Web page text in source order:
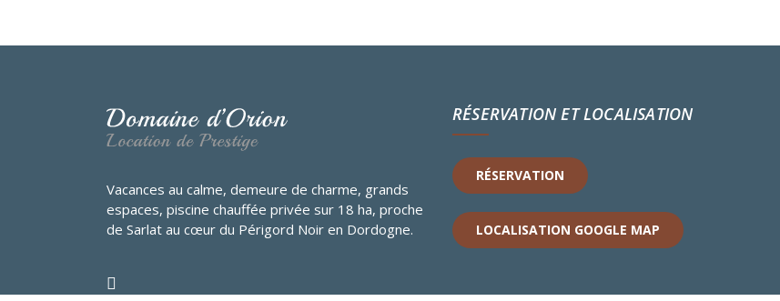
Vacances au calme, demeure de charme, grands
espaces, piscine chauffée privée sur 18 ha, proche
de Sarlat au cœur du Périgord Noir en Dordogne.
RÉSERVATION ET LOCALISATION
RÉSERVATION
LOCALISATION GOOGLE MAP